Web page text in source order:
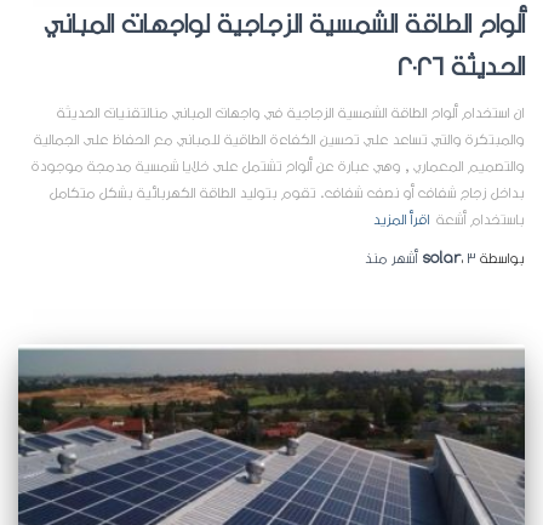
ألواح الطاقة الشمسية الزجاجية لواجهات المباني
الحديثة 2026
ان استخدام ألواح الطاقة الشمسية الزجاجية في واجهات المباني منالتقنيات الحديثة
والمبتكرة والتي تساعد علي تحسين الكفاءة الطاقية للمباني مع الحفاظ على الجمالية
والتصميم المعماري , وهي عبارة عن ألواح تشتمل على خلايا شمسية مدمجة موجودة
بداخل زجاج شفاف أو نصف شفاف. تقوم بتوليد الطاقة الكهربائية بشكل متكامل
باستخدام أشعة اقرأ المزيد
بواسطة
solar، 3 أشهر منذ